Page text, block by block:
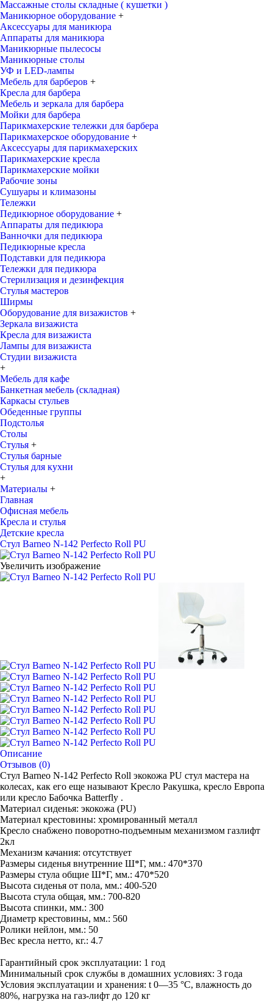
Массажные столы складные ( кушетки )
Маникюрное оборудование +
Аксессуары для маникюра
Аппараты для маникюра
Маникюрные пылесосы
Маникюрные столы
УФ и LED-лампы
Мебель для барберов +
Кресла для барбера
Мебель и зеркала для барбера
Мойки для барбера
Парикмахерские тележки для барбера
Парикмахерское оборудование +
Аксессуары для парикмахерских
Парикмахерские кресла
Парикмахерские мойки
Рабочие зоны
Сушуары и климазоны
Тележки
Педикюрное оборудование +
Аппараты для педикюра
Ванночки для педикюра
Педикюрные кресла
Подставки для педикюра
Тележки для педикюра
Стерилизация и дезинфекция
Стулья мастеров
Ширмы
Оборудование для визажистов +
Зеркала визажиста
Кресла для визажиста
Лампы для визажиста
Студии визажиста
+
Мебель для кафе
Банкетная мебель (складная)
Каркасы стульев
Обеденные группы
Подстолья
Столы
Стулья +
Стулья барные
Стулья для кухни
+
Материалы +
Главная
Офисная мебель
Кресла и стулья
Детские кресла
Стул Barneo N-142 Perfecto Roll PU
Увеличить изображение
Описание
Отзывов (0)
Стул Barneo N-142 Perfecto Roll экокожа PU стул мастера на
колесах, как его еще называют Кресло Ракушка, кресло Европа
или кресло Бабочка Batterfly .
Материал сиденья: экокожа (PU)
Материал крестовины: хромированный металл
Кресло снабжено поворотно-подъемным механизмом газлифт
2кл
Механизм качания: отсутствует
Размеры сиденья внутренние Ш*Г, мм.: 470*370
Размеры стула общие Ш*Г, мм.: 470*520
Высота сиденья от пола, мм.: 400-520
Высота стула общая, мм.: 700-820
Высота спинки, мм.: 300
Диаметр крестовины, мм.: 560
Ролики нейлон, мм.: 50
Вес кресла нетто, кг.: 4.7
Гарантийный срок эксплуатации: 1 год
Минимальный срок службы в домашних условиях: 3 года
Условия эксплуатации и хранения: t 0—35 °С, влажность до
80%, нагрузка на газ-лифт до 120 кг